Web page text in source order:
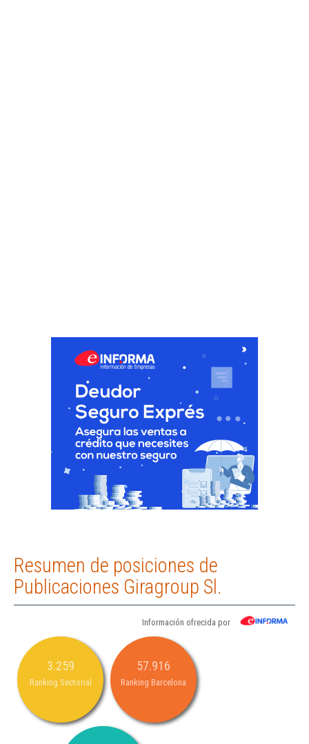
Resumen de posiciones de
Publicaciones Giragroup Sl.
Información ofrecida por
3.259
Ranking Sectorial
57.916
Ranking Barcelona